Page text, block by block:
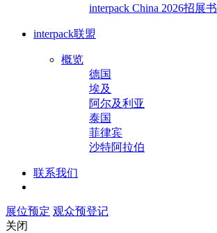
interpack China 2026招展书
interpack联盟
概览
德国
埃及
阿尔及利亚
泰国
菲律宾
沙特阿拉伯
联系我们
展位预定 观众预登记
关闭